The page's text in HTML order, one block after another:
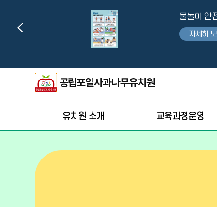
물놀이 안
자세히
유치원 소개 교육과정운영